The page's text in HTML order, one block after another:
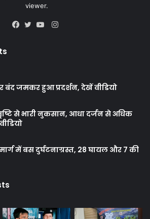
viewer.
Instagram
बंद जमकर हुआ प्रदर्शन, देखें वीडियो
से भारी नुकसान, आधा दर्जन से अधिक
में बस दुर्घटनाग्रस्त, 28 घायल और 7 की